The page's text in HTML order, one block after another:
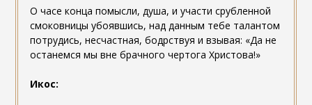
О часе конца помысли, душа, и участи срубленной
смоковницы убоявшись, над данным тебе талантом
потрудись, несчастная, бодрствуя и взывая: «Да не
останемся мы вне брачного чертога Христова!»
Икос: